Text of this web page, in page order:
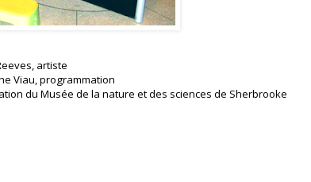
artiste
Viau, programmation
du Musée de la nature et des sciences de Sherbrooke